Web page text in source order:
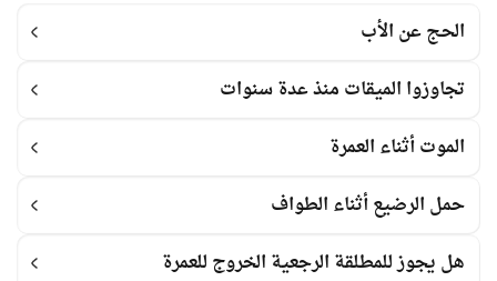
الحج عن الأب
تجاوزوا الميقات منذ عدة سنوات
الموت أثناء العمرة
حمل الرضيع أثناء الطواف
هل يجوز للمطلقة الرجعية الخروج للعمرة